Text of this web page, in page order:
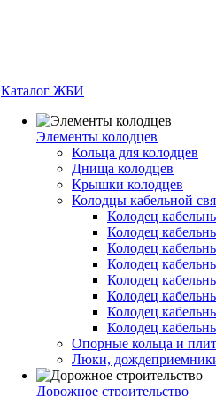
Каталог ЖБИ
Элементы колодцев
Кольца для колодцев
Днища колодцев
Крышки колодцев
Колодцы кабельной
Колодец
Колодец
Колодец
Колодец
Колодец
Колодец
Колодец
Колодец
Опорные кольца и
Люки,
Дорожное строительство